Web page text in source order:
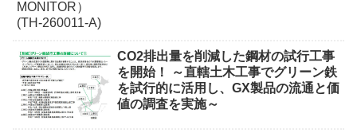
CO2排出量を削減した鋼材の試行工事
を開始！ ～直轄土木工事でグリーン鉄
を試行的に活用し、GX製品の流通と価
値の調査を実施～